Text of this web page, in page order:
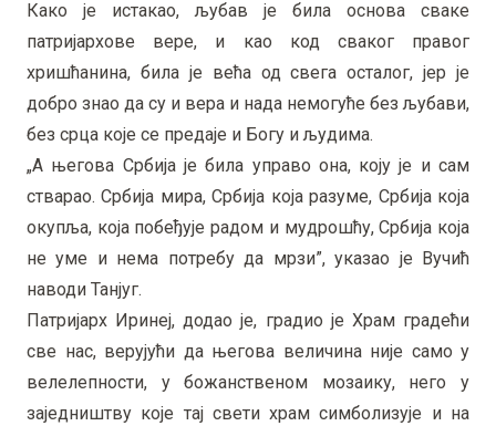
Како је истакао, љубав је била основа сваке
патријархове вере, и као код сваког правог
хришћанина, била је већа од свега осталог, јер је
добро знао да су и вера и нада немогуће без љубави,
без срца које се предаје и Богу и људима.
„А његова Србија је била управо она, коју је и сам
стварао. Србија мира, Србија која разуме, Србија која
окупља, која побеђује радом и мудрошћу, Србија која
не уме и нема потребу да мрзи”, указао је Вучић
наводи Танјуг.
Патријарх Иринеј, додао је, градио је Храм градећи
све нас, верујући да његова величина није само у
велелепности, у божанственом мозаику, него у
заједништву које тај свети храм симболизује и на